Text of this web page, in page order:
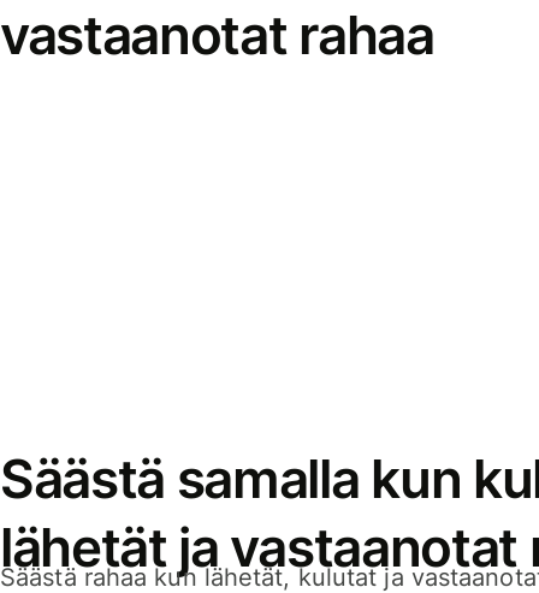
vastaanotat rahaa
Säästä samalla kun
lähetät ja vastaanotat
Säästä rahaa kun lähetät, kulutat ja